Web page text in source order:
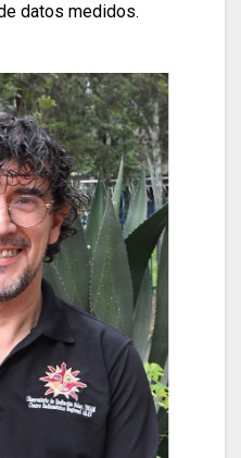
datos medidos.